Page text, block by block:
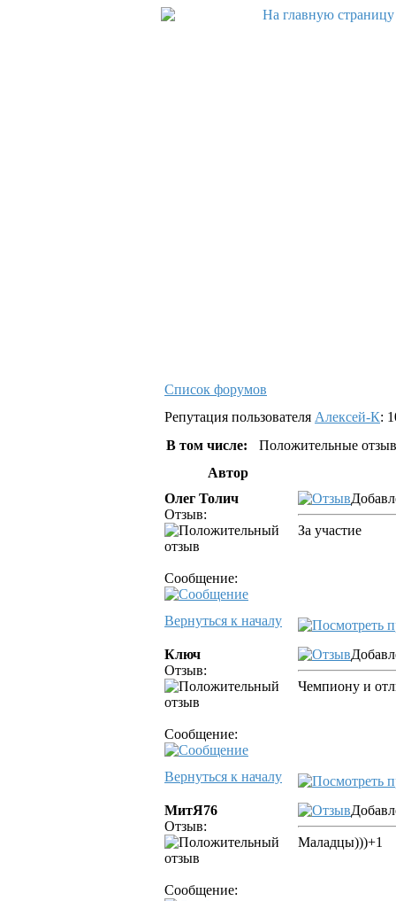
Список форумов
Репутация пользователя Алексей-К:
В том числе:
Положительные
Автор
Олег Толич
Отзыв:
Сообщение:
За участие
Вернуться к началу
Ключ
Отзыв:
Сообщение:
Чемпиону и
Вернуться к началу
МитЯ76
Отзыв:
Сообщение:
Маладцы)))+1